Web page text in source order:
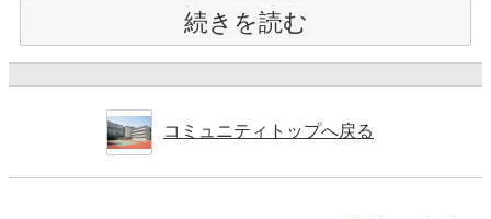
続きを読む
コミュニティトップへ戻る